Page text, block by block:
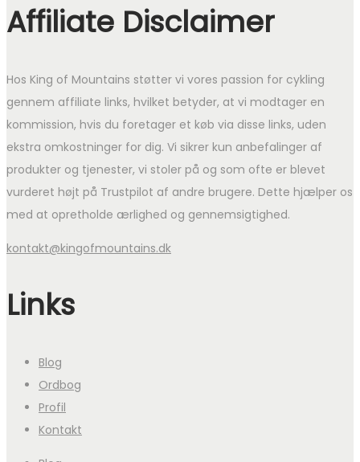
Affiliate Disclaimer
Hos King of Mountains støtter vi vores passion for cykling
gennem affiliate links, hvilket betyder, at vi modtager en
kommission, hvis du foretager et køb via disse links, uden
ekstra omkostninger for dig. Vi sikrer kun anbefalinger af
produkter og tjenester, vi stoler på og som ofte er blevet
vurderet højt på Trustpilot af andre brugere. Dette hjælper os
med at opretholde ærlighed og gennemsigtighed.
kontakt@kingofmountains.dk
Links
Blog
Ordbog
Profil
Kontakt